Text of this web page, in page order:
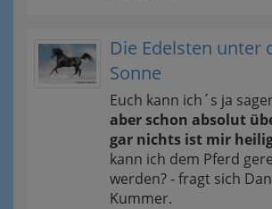
Die Edelsten unter
Sonne
Euch kann ich´s ja
aber schon absolut
gar nichts ist mir
kann ich dem Pferd
werden? - fragt sich
Kummer.